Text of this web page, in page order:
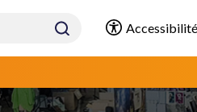
Accessibilité